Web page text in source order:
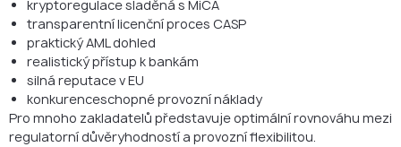
kryptoregulace sladěná s MiCA
transparentní licenční proces CASP
praktický AML dohled
realistický přístup k bankám
silná reputace v EU
konkurenceschopné provozní náklady
Pro mnoho zakladatelů představuje optimální rovnováhu mezi
regulatorní důvěryhodností a provozní flexibilitou.